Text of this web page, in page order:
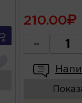
210.00
-